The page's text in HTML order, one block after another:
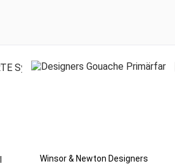
Winsor & Newton Designers